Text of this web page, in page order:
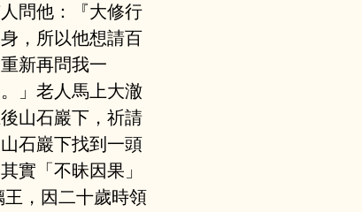
問他：『大修行
，所以他想請百
新再問我一
」老人馬上大澈
山石巖下，祈請
石巖下找到一頭
實「不昧因果」
，因二十歲時領